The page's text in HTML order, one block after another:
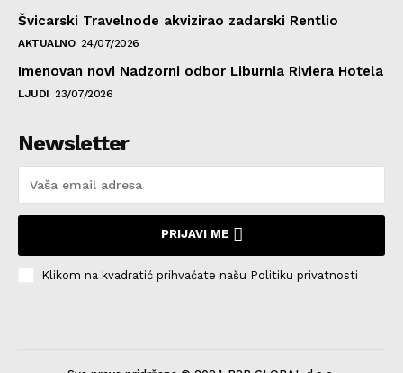
Švicarski Travelnode akvizirao zadarski Rentlio
AKTUALNO 24/07/2026
Imenovan novi Nadzorni odbor Liburnia Riviera Hotela
LJUDI 23/07/2026
Newsletter
PRIJAVI ME
Klikom na kvadratić prihvaćate našu Politiku privatnosti